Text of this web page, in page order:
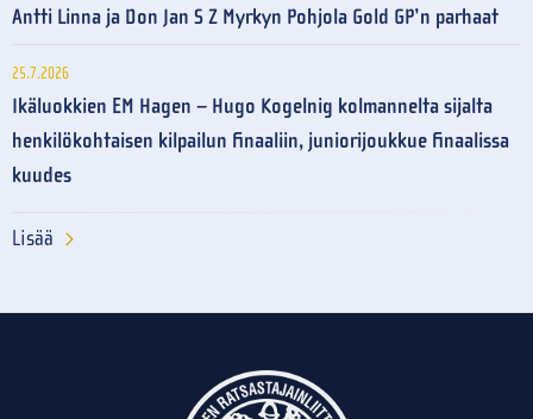
Antti Linna ja Don Jan S Z Myrkyn Pohjola Gold GP’n parhaat
25.7.2026
Ikäluokkien EM Hagen – Hugo Kogelnig kolmannelta sijalta
henkilökohtaisen kilpailun finaaliin, juniorijoukkue finaalissa
kuudes
Lisää